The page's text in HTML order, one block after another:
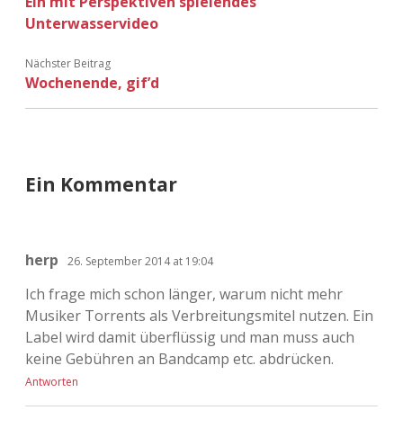
Unterwasservideo
Nächster Beitrag
Wochenende, gif’d
Ein Kommentar
herp 26. September 2014 at 19:04
Ich frage mich schon länger, warum nicht mehr
Musiker Torrents als Verbreitungsmitel nutzen. Ein
Label wird damit überflüssig und man muss auch
keine Gebühren an Bandcamp etc. abdrücken.
Antworten